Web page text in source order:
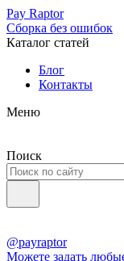
Pay Raptor
Сборка без ошибок
Каталог статей
Блог
Контакты
Меню
Поиск
@payraptor
Можете задать